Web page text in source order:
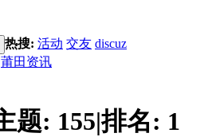
热搜: 活动 交友 discuz
莆田资讯
题: 155|排名: 1